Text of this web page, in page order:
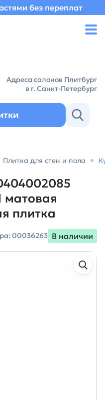
без переплат
Адреса салонов Плитбург
в г. Санкт-Петербург
Плитка для стен и пола
матовая
плитка
00036263 В наличии